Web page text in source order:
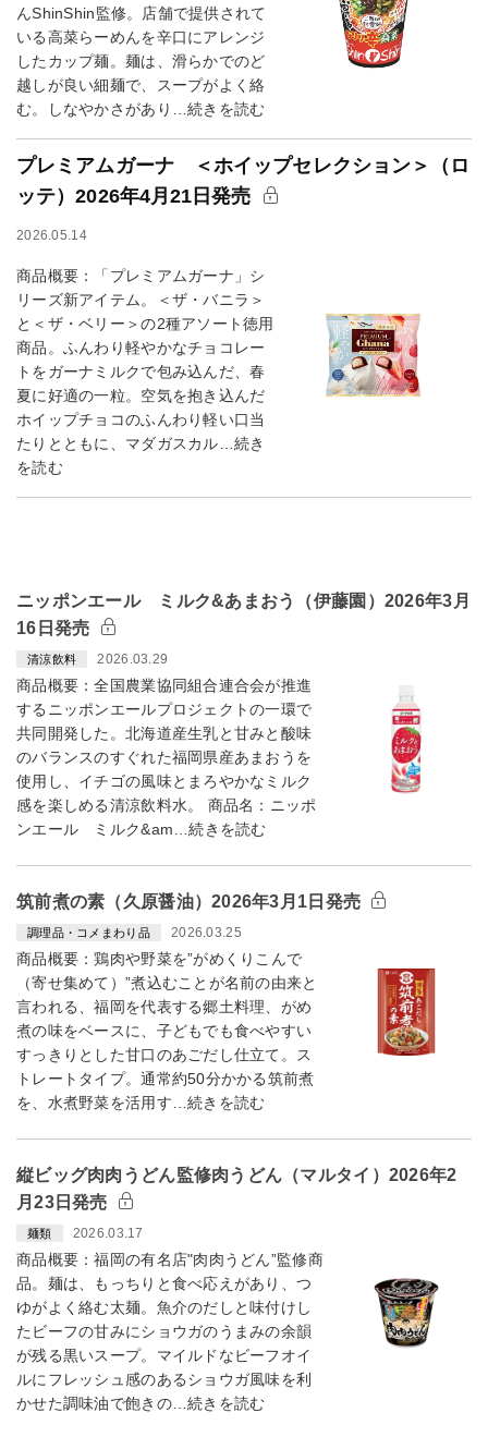
んShinShin監修。店舗で提供されて
いる高菜らーめんを辛口にアレンジ
したカップ麺。麺は、滑らかでのど
越しが良い細麺で、スープがよく絡
む。しなやかさがあり…続きを読む
プレミアムガーナ ＜ホイップセレクション＞（ロ
ッテ）2026年4月21日発売
2026.05.14
商品概要：「プレミアムガーナ」シ
リーズ新アイテム。＜ザ・バニラ＞
と＜ザ・ベリー＞の2種アソート徳用
商品。ふんわり軽やかなチョコレー
トをガーナミルクで包み込んだ、春
夏に好適の一粒。空気を抱き込んだ
ホイップチョコのふんわり軽い口当
たりとともに、マダガスカル…続き
を読む
ニッポンエール ミルク&あまおう（伊藤園）2026年3月
16日発売
清涼飲料 2026.03.29
商品概要：全国農業協同組合連合会が推進
するニッポンエールプロジェクトの一環で
共同開発した。北海道産生乳と甘みと酸味
のバランスのすぐれた福岡県産あまおうを
使用し、イチゴの風味とまろやかなミルク
感を楽しめる清涼飲料水。 商品名：ニッポ
ンエール ミルク&am…続きを読む
筑前煮の素（久原醤油）2026年3月1日発売
調理品・コメまわり品 2026.03.25
商品概要：鶏肉や野菜を”がめくりこんで
（寄せ集めて）”煮込むことが名前の由来と
言われる、福岡を代表する郷土料理、がめ
煮の味をベースに、子どもでも食べやすい
すっきりとした甘口のあごだし仕立て。ス
トレートタイプ。通常約50分かかる筑前煮
を、水煮野菜を活用す…続きを読む
縦ビッグ肉肉うどん監修肉うどん（マルタイ）2026年2
月23日発売
麺類 2026.03.17
商品概要：福岡の有名店"肉肉うどん”監修商
品。麺は、もっちりと食べ応えがあり、つ
ゆがよく絡む太麺。魚介のだしと味付けし
たビーフの甘みにショウガのうまみの余韻
が残る黒いスープ。マイルドなビーフオイ
ルにフレッシュ感のあるショウガ風味を利
かせた調味油で飽きの…続きを読む